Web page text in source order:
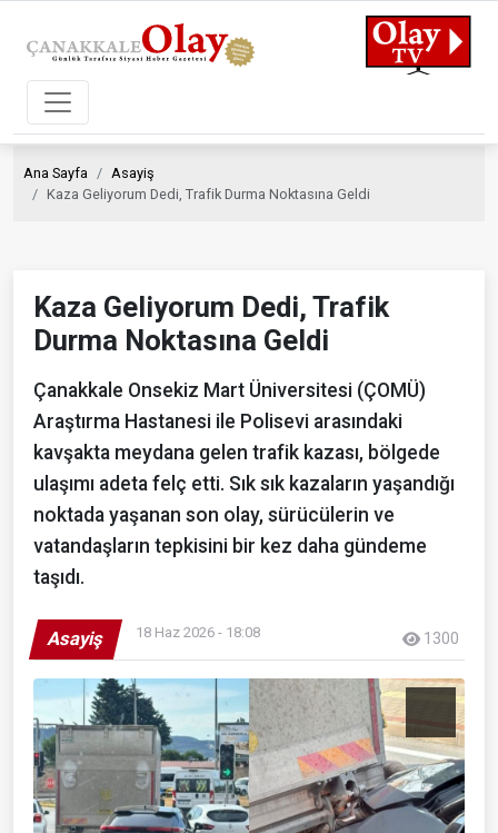
Ana Sayfa
Asayiş
Kaza Geliyorum Dedi, Trafik Durma Noktasına Geldi
Kaza Geliyorum Dedi, Trafik
Durma Noktasına Geldi
Çanakkale Onsekiz Mart Üniversitesi (ÇOMÜ)
Araştırma Hastanesi ile Polisevi arasındaki
kavşakta meydana gelen trafik kazası, bölgede
ulaşımı adeta felç etti. Sık sık kazaların yaşandığı
noktada yaşanan son olay, sürücülerin ve
vatandaşların tepkisini bir kez daha gündeme
taşıdı.
Asayiş 18 Haz 2026 - 18:08 1300